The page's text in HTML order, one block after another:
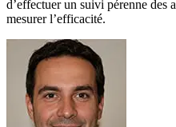
d’effectuer un suivi pérenne des
mesurer l’efficacité.